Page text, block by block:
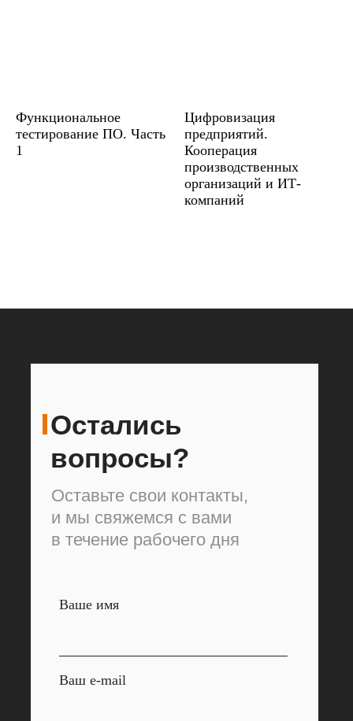
Функциональное
тестирование ПО. Часть
1
Цифровизация
предприятий.
Кооперация
производственных
организаций и ИТ-
компаний
Ваше имя
Ваш e-mail
Остались
вопросы?
Оставьте свои контакты,
и мы свяжемся с вами
в течение рабочего дня